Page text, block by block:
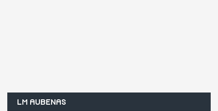
LM AUBENAS